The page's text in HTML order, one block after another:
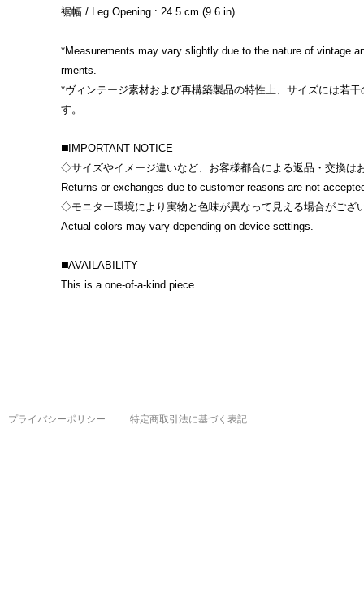
裾幅 / Leg Opening : 24.5 cm (9.6 in)
*Measurements may vary slightly due to the nature of vintage
rments.
*ヴィンテージ素材および再構築製品の特性上、サイズには若
す。
◼️IMPORTANT NOTICE
◇サイズやイメージ違いなど、お客様都合による返品・交換は
Returns or exchanges due to customer reasons are not
◇モニター環境により実物と色味が異なって見える場合がござ
Actual colors may vary depending on device settings.
◼️AVAILABILITY
This is a one-of-a-kind piece.
プライバシーポリシー 特定商取引法に基づく表記